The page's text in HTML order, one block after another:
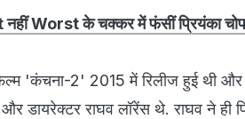
Worst के चक्कर में फंसीं प्रियंका
'कंचना-2' 2015 में रिलीज हुई थी और
डायरेक्टर राघव लॉरेंस थे. राघव ने ही